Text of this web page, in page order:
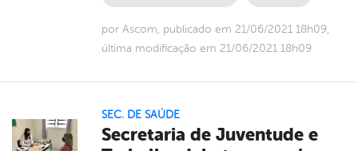
por Ascom, publicado em 21/06/2021 18h09,
última modificação em 21/06/2021 18h09
SEC. DE SAÚDE
Secretaria de Juventude e